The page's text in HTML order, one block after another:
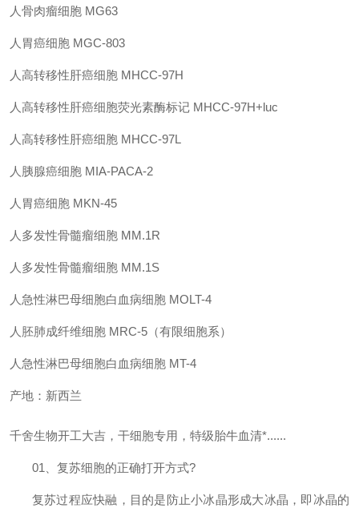
人骨肉瘤细胞 MG63
人胃癌细胞 MGC-803
人高转移性肝癌细胞 MHCC-97H
人高转移性肝癌细胞荧光素酶标记 MHCC-97H+luc
人高转移性肝癌细胞 MHCC-97L
人胰腺癌细胞 MIA-PACA-2
人胃癌细胞 MKN-45
人多发性骨髓瘤细胞 MM.1R
人多发性骨髓瘤细胞 MM.1S
人急性淋巴母细胞白血病细胞 MOLT-4
人胚肺成纤维细胞 MRC-5 （有限细胞系）
人急性淋巴母细胞白血病细胞 MT-4
产地：新西兰
千舍生物开工大吉，干细胞专用，特级胎牛血清*......
01 、复苏细胞的正确打开方式?
复苏过程应快融，目的是防止小冰晶形成大冰晶，即冰晶的